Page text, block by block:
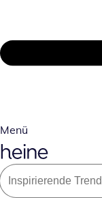
Menü